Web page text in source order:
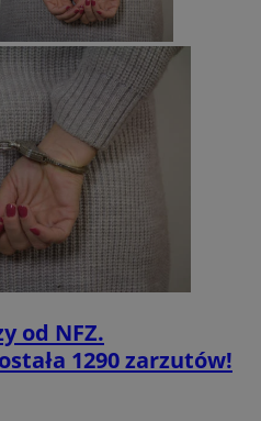
od NFZ.
1290 zarzutów!